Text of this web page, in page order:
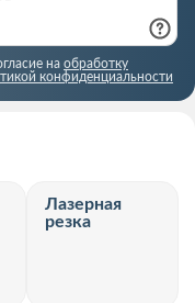
на обработку
конфиденциальности
Лазерная
резка